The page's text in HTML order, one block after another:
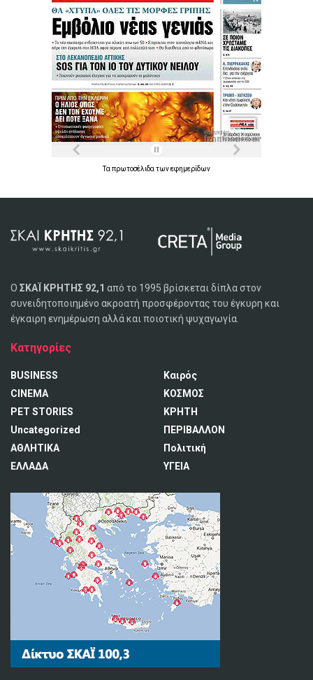
Τα πρωτοσέλιδα τωνεφημερίδων
Ο ΣΚΑΪ ΚΡΗΤΗΣ 92,1 από το 1995 βρίσκεται δίπλα στον
συνειδητοποιημένο ακροατή προσφέροντας του έγκυρη και
έγκαιρη ενημέρωση αλλά και ποιοτική ψυχαγωγία.
Κατηγορίες
BUSINESS
CINEMA
PET STORIES
Uncategorized
ΑΘΛΗΤΙΚΑ
ΕΛΛΑΔΑ
Καιρός
ΚΟΣΜΟΣ
ΚΡΗΤΗ
ΠΕΡΙΒΑΛΛΟΝ
Πολιτική
ΥΓΕΙΑ